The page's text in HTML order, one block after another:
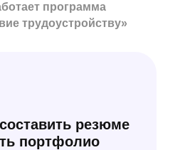
программа
трудоустройству»
резюме
портфолио